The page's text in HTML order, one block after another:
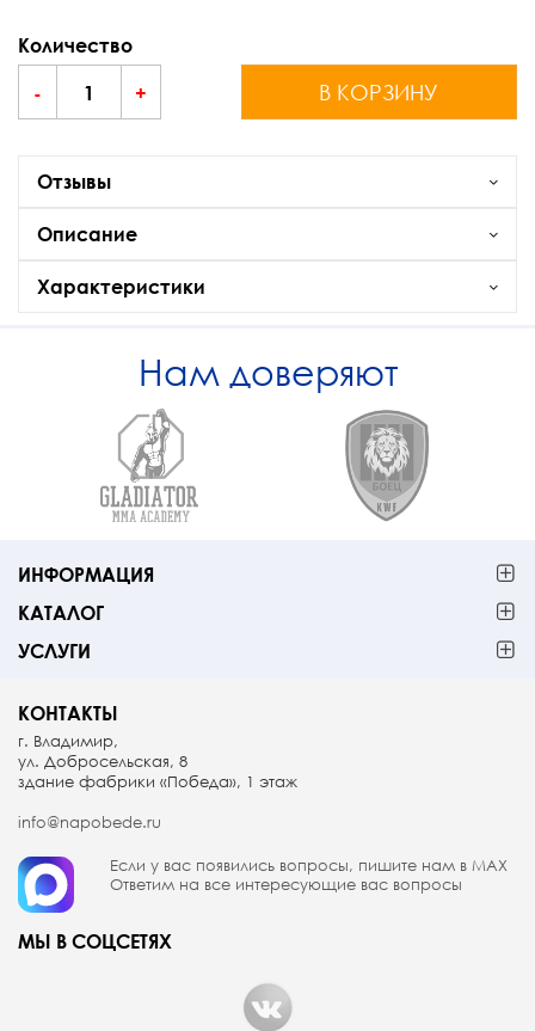
Количество
- + В КОРЗИНУ
Отзывы
Описание
Характеристики
Нам доверяют
ИНФОРМАЦИЯ
КАТАЛОГ
УСЛУГИ
КОНТАКТЫ
г. Владимир,
ул. Добросельская, 8
здание фабрики «Победа», 1 этаж
info@napobede.ru
Если у вас появились вопросы, пишите нам в МАX
Ответим на все интересующие вас вопросы
МЫ В СОЦСЕТЯХ